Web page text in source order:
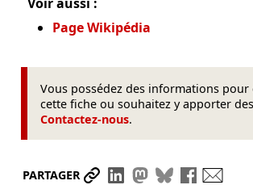
Page Wikipédia
Vous possédez des informations
cette fiche ou souhaitez y apporter
Contactez-nous.
PARTAGER Partager le lien
Partager sur
Partager sur
Partager